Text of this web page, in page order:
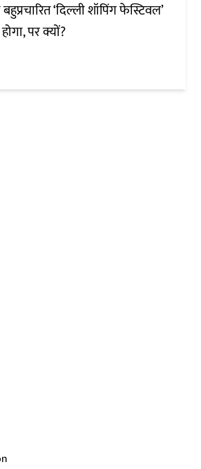
‘दिल्ली शॉपिंग फेस्टिवल’
पर क्यों?